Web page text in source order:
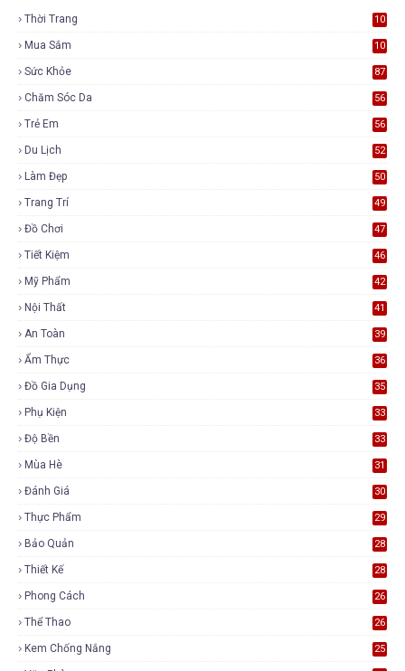
Thời Trang
10
Mua Sắm
10
Sức Khỏe 87
Chăm Sóc Da 56
Trẻ Em 56
Du Lịch 52
Làm Đẹp 50
Trang Trí 49
Đồ Chơi 47
Tiết Kiệm 46
Mỹ Phẩm 42
Nội Thất 41
An Toàn 39
Ẩm Thực 36
Đồ Gia Dụng 35
Phụ Kiện 33
Độ Bền 33
Mùa Hè 31
Đánh Giá 30
Thực Phẩm 29
Bảo Quản 28
Thiết Kế 28
Phong Cách 26
Thể Thao 26
Kem Chống Nắng 25